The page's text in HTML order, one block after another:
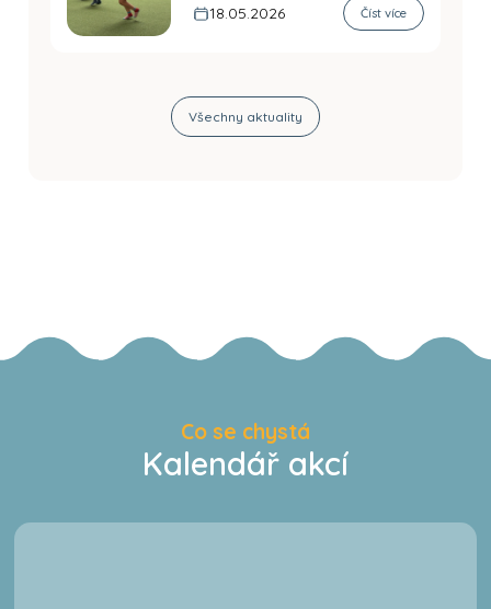
18.05.2026 Číst více
Všechny aktuality
Co se chystá
Kalendář akcí